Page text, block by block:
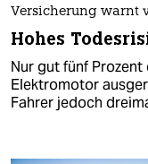
Versicherung warnt
Hohes
Nur gut fünf
Elektromotor
Fahrer jedoch